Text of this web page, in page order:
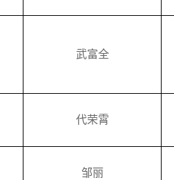
武富全
代荣霄
邹丽